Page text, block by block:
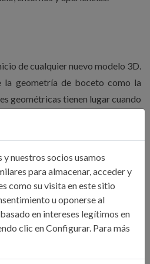
de cualquier nuevo modelo 3D.
la geometría de boceto como la
geométricas tienen lugar cuando
este se debe restringir o fijar
una operación estable
se estudiará y practicará con la
de boceto, uso de las
edición de la geometría
nuestros socios usamos
para almacenar, acceder y
como su visita en este sitio
u oponerse al
en intereses legítimos en
clic en Configurar. Para más